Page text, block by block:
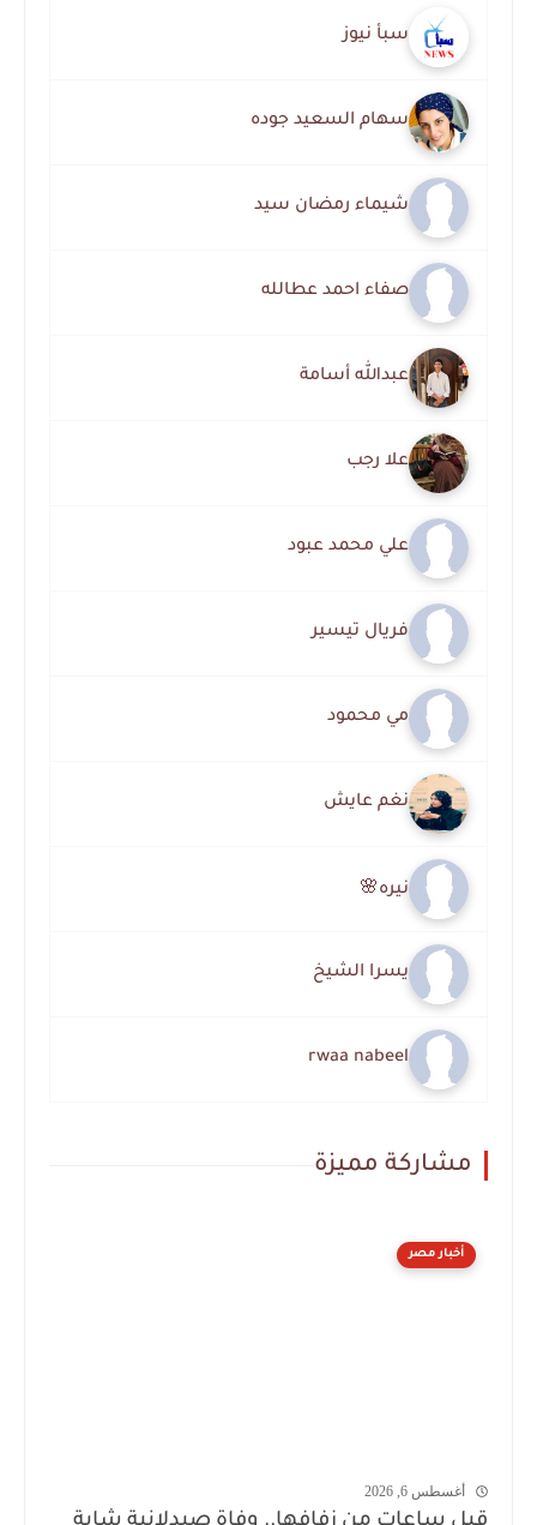
سبأ نيوز
سهام السعيد جوده
شيماء رمضان سيد
صفاء احمد عطالله
عبدالله أسامة
علا رجب
علي محمد عبود
فريال تيسير
مي محمود
نغم عايش
نيره🌸
يسرا الشيخ
rwaa nabeel
مشاركة مميزة
أخبار مصر
أغسطس 6, 2026